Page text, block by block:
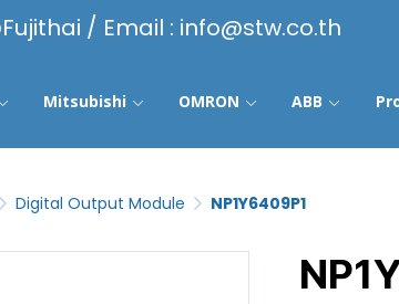
/ Email : info@stw.co.th
Mitsubishi OMRON ABB
Digital Output Module NP1Y6409P1